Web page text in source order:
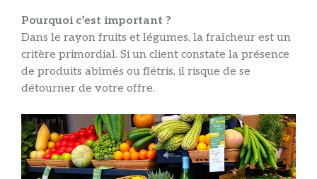
Pourquoi c’est important ?
Dans le rayon fruits et légumes, la fraîcheur est un
critère primordial. Si un client constate la présence
de produits abîmés ou flétris, il risque de se
détourner de votre offre.